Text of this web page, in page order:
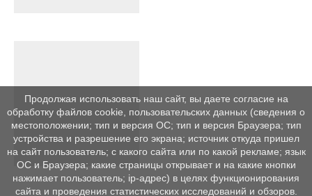
Продолжая использовать наш сайт, вы даете согласие на
обработку файлов cookie, пользовательских данных (сведения о
местоположении; тип и версия ОС; тип и версия Браузера; тип
устройства и разрешение его экрана; источник откуда пришел
на сайт пользователь; с какого сайта или по какой рекламе; язык
ОС и Браузера; какие страницы открывает и на какие кнопки
нажимает пользователь; ip-адрес) в целях функционирования
сайта и проведения статистических исследований и обзоров.